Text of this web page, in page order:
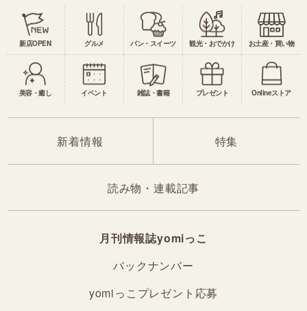
新店OPEN グルメ パン・スイーツ 観光・おでかけ お土産・買い物
美容・癒し イベント 雑誌・書籍 プレゼント Onlineストア
新着情報 特集
読み物・連載記事
月刊情報誌yomiっこ
バックナンバー
yomiっこプレゼント応募